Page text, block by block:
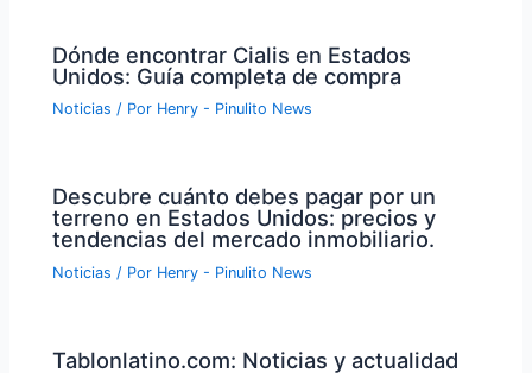
Dónde encontrar Cialis en Estados
Unidos: Guía completa de compra
Noticias / Por Henry - Pinulito News
Descubre cuánto debes pagar por un
terreno en Estados Unidos: precios y
tendencias del mercado inmobiliario.
Noticias / Por Henry - Pinulito News
Tablonlatino.com: Noticias y actualidad